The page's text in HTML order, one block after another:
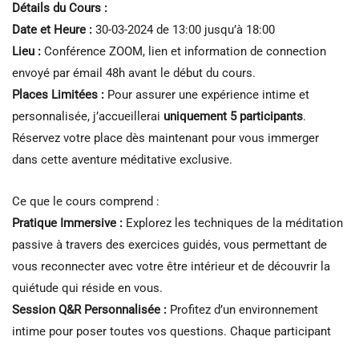
Détails du Cours :
Date et Heure : 30-03-2024 de 13:00 jusqu’à 18:00
Lieu : Conférence ZOOM, lien et information de connection
envoyé par émail 48h avant le début du cours.
Places Limitées : Pour assurer une expérience intime et
personnalisée, j’accueillerai uniquement 5 participants.
Réservez votre place dès maintenant pour vous immerger
dans cette aventure méditative exclusive.
Ce que le cours comprend :
Pratique Immersive : Explorez les techniques de la méditation
passive à travers des exercices guidés, vous permettant de
vous reconnecter avec votre être intérieur et de découvrir la
quiétude qui réside en vous.
Session Q&R Personnalisée : Profitez d’un environnement
intime pour poser toutes vos questions. Chaque participant